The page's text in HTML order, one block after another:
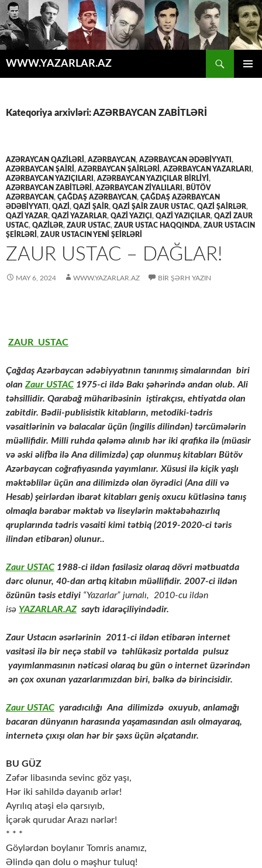
WWW.YAZARLAR.AZ
Kateqoriya arxivləri: AZƏRBAYCAN ZABİTLƏRİ
AZƏRAYCAN QAZİLƏRİ , AZƏRBAYCAN, AZƏRBAYCAN ƏDƏBIYYATI ,
AZƏRBAYCAN ŞAİRİ , AZƏRBAYCAN ŞAİRLƏRİ , AZƏRBAYCAN YAZARLARI ,
AZƏRBAYCAN YAZIÇILARI , AZƏRBAYCAN YAZIÇILAR BIRLIYI ,
AZƏRBAYCAN ZABİTLƏRİ , AZƏRBAYCAN ZİYALILARI , BÜTÖV
AZƏRBAYCAN, ÇAĞDAŞ AZƏRBAYCAN, ÇAĞDAŞ AZƏRBAYCAN
ƏDƏBIYYATI , QAZİ , QAZİ ŞAİR, QAZİ ŞAİR ZAUR USTAC, QAZİ ŞAİRLƏR,
QAZİ YAZAR, QAZİ YAZARLAR, QAZİ YAZIÇI , QAZİ YAZIÇILAR, QAZİ ZAUR
USTAC, QAZİLƏR, ZAUR USTAC, ZAUR USTAC HAQQINDA, ZAUR USTACIN
ŞEİRLƏRİ , ZAUR USTACIN YENİ ŞEİRLƏRİ
ZAUR USTAC – DAĞLAR!
MAY 6, 2024 WWW.YAZARLAR.AZ BIR ŞƏRH YAZIN
ZAUR USTAC
Çağdaş Azərbaycan ədəbiyyatının tanınmış simalarından biri
olanZaur USTAC 1975-ci ildə Bakı şəhərində andan olub. Ali
təhsillidir. Qarabağ müharibəsinin iştirakçısı, ehtiyatda olan
zabitdir. Bədii-publisistik kitabların, metodiki-tədris
vəsaitlərinin və balacalar üçün (ingilis dilindən) tərcümələrin
müəllifidir. Milli ruhda qələmə alınıb hər iki qrafika ilə (müasir
və əski əlifba ilə Ana dilimizdə) çap olunmuş kitabları Bütöv
Azərbaycan coğrafiyasında yayımlanır. Xüsusi ilə kiçik yaşlı
məktəblilər üçün ana dilimizdə olan öyrədici (Ana dili və
Hesab) şeirlərdən ibarət kitabları geniş oxucu kütləsinə tanış
olmaqla bərabər məktəb və liseylərin məktəbəhazırlıq
qruplarında tədris vəsaiti kimi tətbiq (2019-2020-ci təris
ilindən etibarən) olunur..
Zaur USTAC 1988-ci ildən fasiləsiz olaraq dövri mətbuatda
dərc olunur, 40-dan artıq kitabın müəllifidir. 2007-ci ildən
özünün təsis etdiyi “Yazarlar” jurnalı, 2010-cu ildən
isə YAZARLAR.AZsaytı idarəçiliyindədir.
Zaur Ustacın əsərlərinin 2011-ci ildən etibarən internet
vasitəsi ilə bir neçə stabil və təhlükəsiz portalda pulsuz
yayımlanmasının nəticəsi olaraq bu gün o internet üzərindən
ən çox oxunan yazarlarımızdan biri, bəlkə də birincisidir.
Zaur USTAC yaradıcılığı Ana dilimizdə oxuyub, anlamağı
bacaran dünyanın harasında yaşamasından asılı olmayaraq,
internetə çıxışı olan hər bir şəxs üçün əlçatandır.
BU GÜZ
Zəfər libasında sevinc göz yaşı,
Hər iki sahildə dayanıb ərlər!
Ayrılıq atəşi elə qarsıyıb,
İçərək qurudar Arazı nərlər!
* * *
Göylərdən boylanır Tomris anamız,
Əlində qan dolu o məşhur tuluq!